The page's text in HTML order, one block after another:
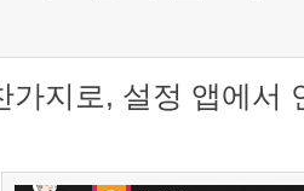
가지로, 설정 앱에서